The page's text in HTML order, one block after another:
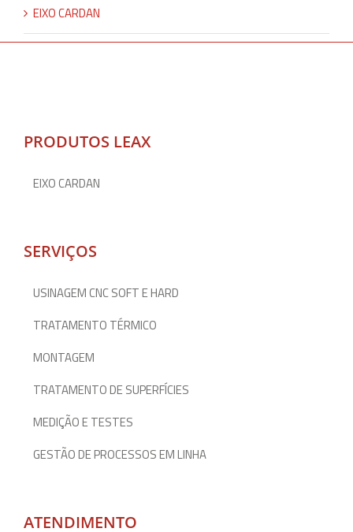
EIXO CARDAN
PRODUTOS LEAX
EIXO CARDAN
SERVIÇOS
USINAGEM CNC SOFT E HARD
TRATAMENTO TÉRMICO
MONTAGEM
TRATAMENTO DE SUPERFÍCIES
MEDIÇÃO E TESTES
GESTÃO DE PROCESSOS EM LINHA
ATENDIMENTO